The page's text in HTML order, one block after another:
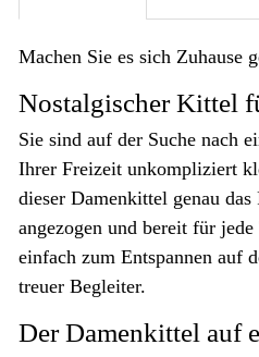
Machen Sie es sich Zuhause
Nostalgischer Kittel
Sie sind auf der Suche nach
Ihrer Freizeit unkompliziert
dieser Damenkittel genau
angezogen und bereit für
einfach zum Entspannen auf
treuer Begleiter.
Der Damenkittel auf